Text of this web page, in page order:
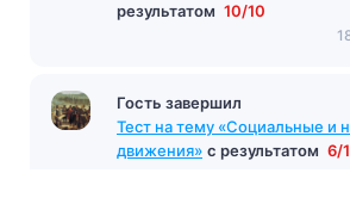
результатом 10/10
Гость завершил
Тест на тему «Социальные и
движения» с результатом 6/